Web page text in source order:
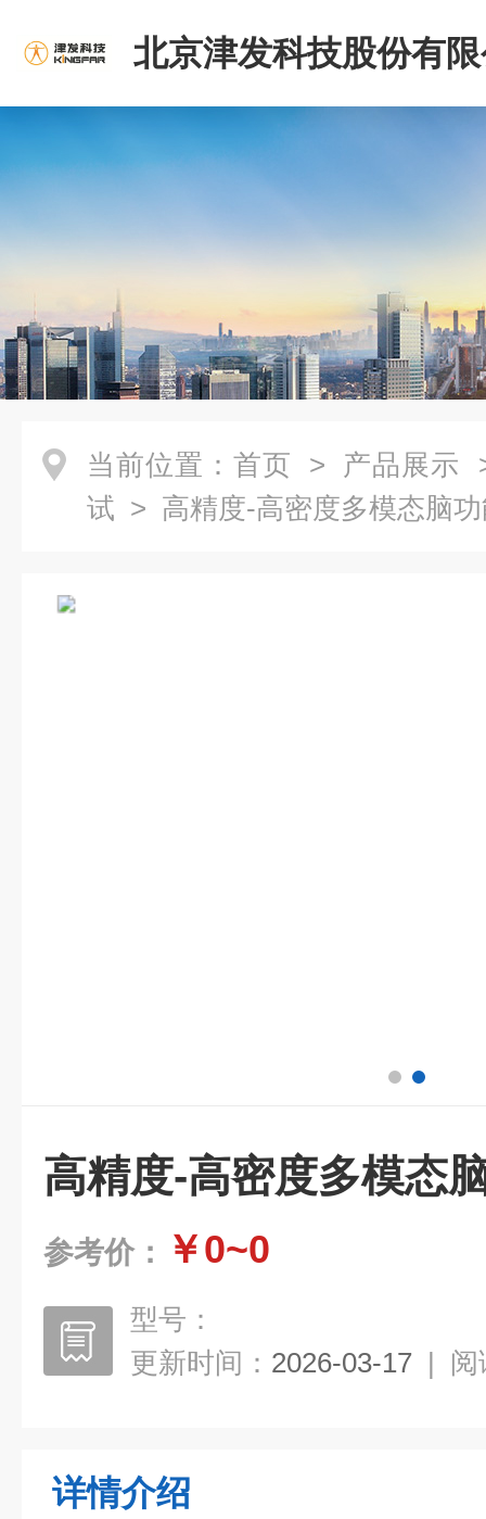
北京津发科技股份有
当前位置： 首页 > 产品展示
试 > 高精度-高密度多模态脑
高精度-高密度多模态
参考价： ￥0~0
型号：
更新时间： 2026-03-17 | 阅
详情介绍